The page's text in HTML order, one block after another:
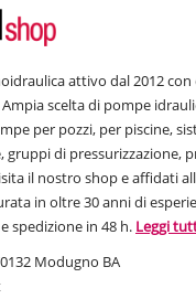
attivo dal 2012
scelta di pompe
per pozzi, per piscine,
gruppi di pressurizzazione,
il nostro shop e affidati
in oltre 30 anni di
spedizione in 48 h. Leggi
Modugno BA